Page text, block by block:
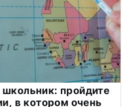
пройдите
в котором очень